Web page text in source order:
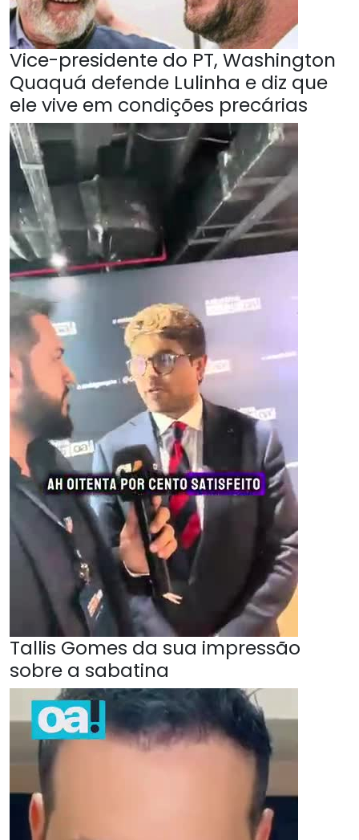
Vice-presidente do PT, Washington
Quaquá defende Lulinha e diz que
ele vive em condições precárias
Tallis Gomes da sua impressão
sobre a sabatina